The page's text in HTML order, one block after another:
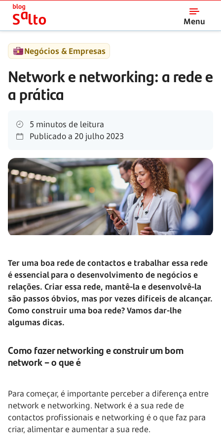
Menu
Salto
Negócios & Empresas
Network e networking: a rede e
a prática
5 minutos de leitura
Publicado a 20 julho 2023
Ter uma boa rede de contactos e trabalhar essa rede
é essencial para o desenvolvimento de negócios e
relações. Criar essa rede, mantê-la e desenvolvê-la
são passos óbvios, mas por vezes difíceis de alcançar.
Como construir uma boa rede? Vamos dar-lhe
algumas dicas.
Como fazer networking e construir um bom
network – o que é
Para começar, é importante perceber a diferença entre
network e networking. Network é a sua rede de
contactos profissionais e networking é o que faz para
criar, alimentar e aumentar a sua rede.